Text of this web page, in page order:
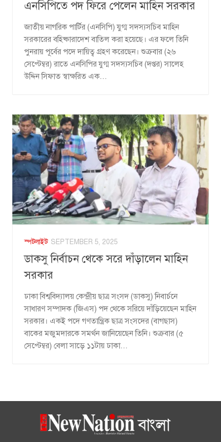
এনসিপিতে পদ ফিরে পেলেন মাহিন সরকার
জাতীয় নাগরিক পার্টির (এনসিপি) যুগ্ম সদস্যসচিব মাহিন
সরকারের বহিষ্কারাদেশ বাতিল করা হয়েছে। এর ফলে তিনি
পুনরায় পূর্বের পদে দায়িত্ব গ্রহণ করেছেন। শুক্রবার (২৬
সেপ্টেম্বর) রাতে এনসিপির যুগ্ম সদস্যসচিব (দপ্তর) সালেহ
উদ্দিন সিফাত স্বাক্ষরিত এক...
স্পটলাইট SEPTEMBER 5, 2025
ডাকসু নির্বাচন থেকে সরে দাঁড়ালেন মাহিন
সরকার
ঢাকা বিশ্ববিদ্যালয় কেন্দ্রীয় ছাত্র সংসদ (ডাকসু) নিবার্চনে
সাধারণ সম্পাদক (জিএস) পদ থেকে সরিয়ে দাঁড়িয়েছেন মাহিন
সরকার। একই পদে গণতান্ত্রিক ছাত্র সংসদের (বাগছাস)
বাকের মজুমদারকে সমর্থন জানিয়েছেন তিনি। শুক্রবার (৫
সেপ্টেম্বর) বেলা সাড়ে ১১টায় ঢাকা...